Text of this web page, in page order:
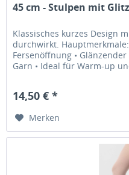
45 cm - Stulpen mit
Klassisches kurzes Design
durchwirkt.
Fersenöffnung •
Garn • Ideal für Warm-up
14,50 € *
Merken